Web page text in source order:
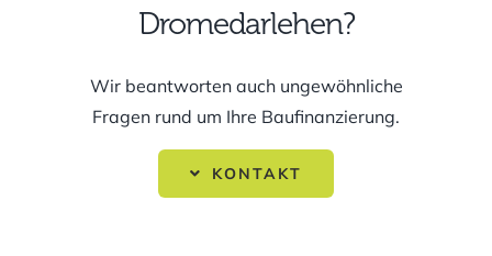
Dromedarlehen?
Wir beantworten auch ungewöhnliche
Fragen rund um Ihre Baufinanzierung.
KONTAKT